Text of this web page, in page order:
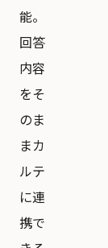
能。
回答
内容
をそ
のま
まカ
ルテ
に連
携で